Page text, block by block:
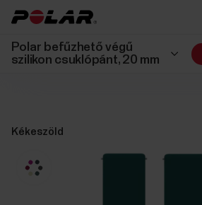
Polar befűzhető végű
szilikon csuklópánt, 20 mm
Kékeszöld